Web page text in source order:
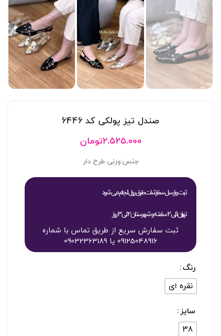
صندل تیز پولکی کد 6446
۲.۵۲۵.۰۰۰تومان
جنس:ورنی طرح دار
ثبت و ارسال سفارشات طبق روال انجام می شود
تهران 1 الی 2 ساعته و شهرستان 2 الی 3 روز
ثبت سفارش سریع از طریق تماس با شماره
09125048916 یا 09032363189
رنگ
نقره ای
سایز
38